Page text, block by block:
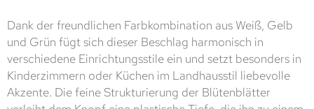
Dank der freundlichen Farbkombination aus Weiß, Gelb
und Grün fügt sich dieser Beschlag harmonisch in
verschiedene Einrichtungsstile ein und setzt besonders in
Kinderzimmern oder Küchen im Landhausstil liebevolle
Akzente. Die feine Strukturierung der Blütenblätter